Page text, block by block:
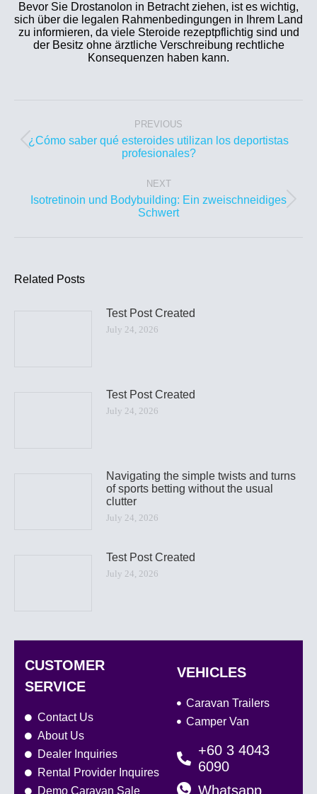
Bevor Sie Drostanolon in Betracht ziehen, ist es wichtig,
sich über die legalen Rahmenbedingungen in Ihrem Land
zu informieren, da viele Steroide rezeptpflichtig sind und
der Besitz ohne ärztliche Verschreibung rechtliche
Konsequenzen haben kann.
PREVIOUS
¿Cómo saber qué esteroides utilizan los deportistas
profesionales?
NEXT
Isotretinoin und Bodybuilding: Ein zweischneidiges
Schwert
Related Posts
Test Post Created
July 24, 2026
Test Post Created
July 24, 2026
Navigating the simple twists and turns
of sports betting without the usual
clutter
July 24, 2026
Test Post Created
July 24, 2026
CUSTOMER
SERVICE
Contact Us
About Us
Dealer Inquiries
Rental Provider Inquires
Demo Caravan Sale
VEHICLES
Caravan Trailers
Camper Van
+60 3 4043
6090
Whatsapp